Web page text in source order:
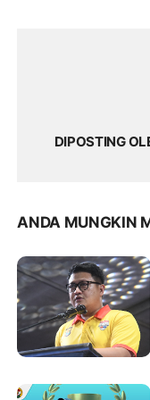
DIPOSTING
ANDA MUNGKIN